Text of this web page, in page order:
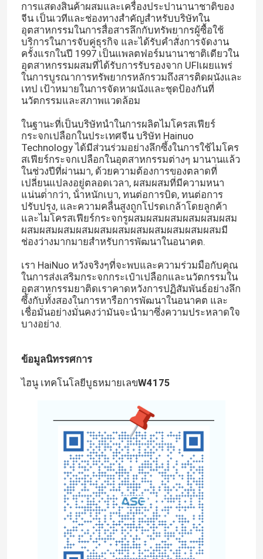
การแสดงสินค้าผสมและเครื่องประปานานาชาติของ
จีน เป็นเวทีและช่องทางสําคัญสําหรับบริษัทใน
อุตสาหกรรมในการสื่อสารลึกกับทรัพยากรผู้ซื้อใช้
บริการในการจับคู่ธุรกิจ และได้รับคําสั่งการจัดงาน
ครั้งแรกในปี 1997 เป็นแพลตฟอร์มนานาชาติเดียวใน
อุตสาหกรรมผสมที่ได้รับการรับรองจาก UFIเผยแพร่
ในการบูรณาการทรัพยากรหลักรวมถึงสารติดผนังและ
เทป เป้าหมายในการจัดหาผนังและชุดป้องกันที่
นวัตกรรมและสภาพแวดล้อม
ในฐานะที่เป็นบริษัทนําในการผลิตไมโครสเฟียร์
กระจกเปลือกในประเทศจีน บริษัท Hainuo
Technology ได้มีส่วนร่วมอย่างลึกซึ้งในการใช้ไมโคร
สเฟียร์กระจกเปลือกในอุตสาหกรรมต่างๆ มานานแล้ว
ในช่วงปีที่ผ่านมา, ด้วยความต้องการของตลาดที่
เปลี่ยนแปลงอยู่ตลอดเวลา, ผสมผสมที่มีความหนา
แน่นต่ํากว่า, น้ําหนักเบา, ทนต่อการบิด, ทนต่อการ
ปรับปรุง, และความคลื่นสูงถูกโปรดเกล้าโดยลูกค้า
และไมโครสเฟียร์กระจกรูผสมผสมผสมผสมผสมผสม
ผสมผสมผสมผสมผสมผสมผสมผสมผสมผสมผสมมี
ช่องว่างมากมายสําหรับการพัฒนาในอนาคต.
เรา HaiNuo หวังจริงๆที่จะพบและความร่วมมือกับคุณ
ในการส่งเสริมกระจกกระเป๋าเปลือกและนวัตกรรมใน
อุตสาหกรรมยาติดเราคาดหวังการปฏิสัมพันธ์อย่างลึก
ซึ้งกับทั้งสองในการหารือการพัฒนาในอนาคต และ
เชื่อมั่นอย่างมั่นคงว่ามันจะนํามาซึ่งความประหลาดใจ
บางอย่าง.
ข้อมูลนิทรรศการ
ไฮนู เทคโนโลยีบูธหมายเลขW4175